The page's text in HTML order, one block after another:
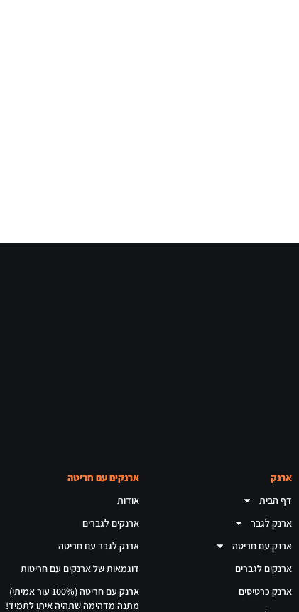
ארנק
דף הבית
ארנק לגבר
ארנק עם חריטה
ארנקים לגברים
ארנק כרטיסים
ארנקים עם חריטה
אודות
ארנקים לגברים
ארנק לגבר עם חריטה
דוגמאות של ארנקים עם חריטות
ארנק עם חריטה (100% עור אמיתי)
מתנה מדהימה שתהיה איתו לתמיד!